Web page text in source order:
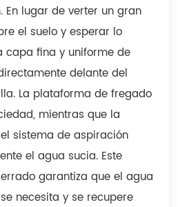
En lugar de verter un gran
el suelo y esperar lo
capa fina y uniforme de
delante del
La plataforma de fregado
mientras que la
sistema de aspiración
el agua sucia. Este
garantiza que el agua
necesita y se recupere